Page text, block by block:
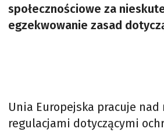
społecznościowe za
egzekwowanie zasad
Unia Europejska pracuje nad
regulacjami dotyczącymi